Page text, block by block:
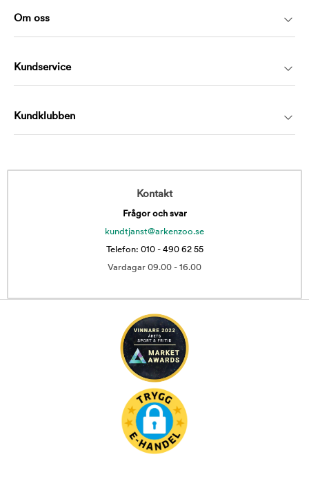
Om oss
Kundservice
Kundklubben
Kontakt
Frågor och svar
kundtjanst@arkenzoo.se
Telefon: 010 - 490 62 55
Vardagar 09.00 - 16.00